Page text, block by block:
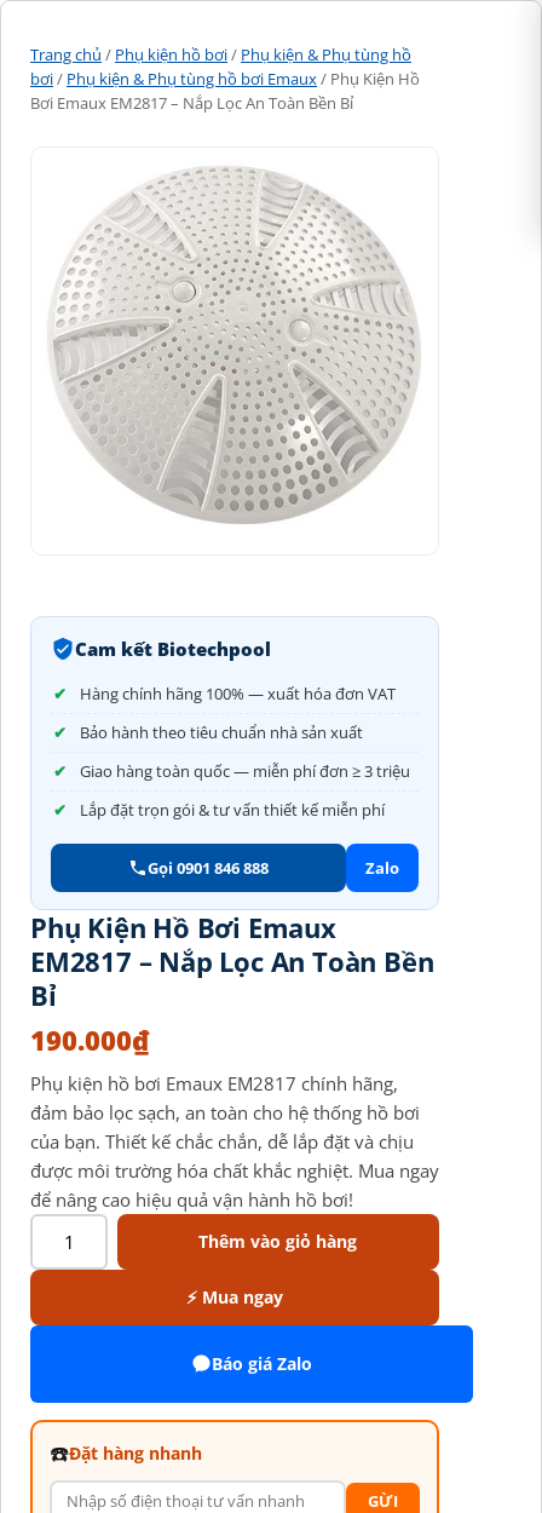
Trang chủ / Phụ kiện hồ bơi/ Phụ kiện & Phụ tùng hồ
bơi/ Phụ kiện & Phụ tùng hồ bơi Emaux/ Phụ Kiện Hồ
Bơi Emaux EM2817 – Nắp Lọc An Toàn Bền Bỉ
Cam kết Biotechpool
Hàng chính hãng 100% — xuất hóa đơn VAT
Bảo hành theo tiêu chuẩn nhà sản xuất
Giao hàng toàn quốc — miễn phí đơn ≥ 3 triệu
Lắp đặt trọn gói & tư vấn thiết kế miễn phí
Gọi 0901 846 888 Zalo
Phụ Kiện Hồ Bơi Emaux
EM2817 – Nắp Lọc An Toàn Bền
Bỉ
190.000₫
Phụ kiện hồ bơi Emaux EM2817 chính hãng,
đảm bảo lọc sạch, an toàn cho hệ thống hồ bơi
của bạn. Thiết kế chắc chắn, dễ lắp đặt và chịu
được môi trường hóa chất khắc nghiệt. Mua ngay
để nâng cao hiệu quả vận hành hồ bơi!
Thêm vào giỏ hàng
⚡ Mua ngay
Báo giá Zalo
☎️Đặt hàng nhanh
GỪI